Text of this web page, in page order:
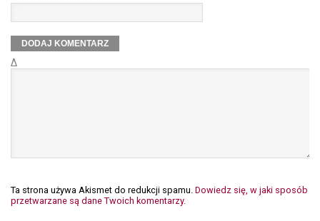
Δ
Ta strona używa Akismet do redukcji spamu. Dowiedz się, w jaki sposób
przetwarzane są dane Twoich komentarzy.